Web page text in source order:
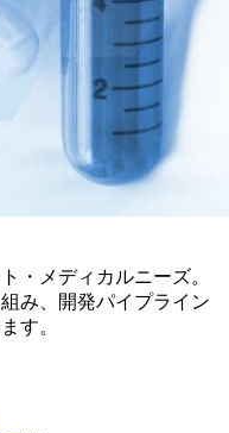
・メディカルニーズ。
み、開発パイプライン
す。